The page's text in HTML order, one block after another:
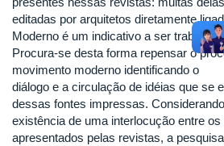
editadas por arquitetos diretamente
Moderno é um indicativo a ser
Procura-se desta forma repensar o
movimento moderno identificando o
diálogo e a circulação de idéias que se
dessas fontes impressas.
existência de uma interlocução entre
apresentados pelas revistas, a pesquisa